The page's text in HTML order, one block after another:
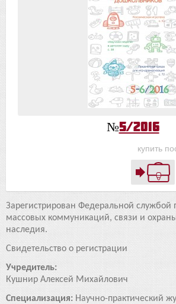
№5/2016
купить
Зарегистрирован Федеральной службой
массовых коммуникаций, связи и охраны
наследия.
Свидетельство о регистрации
Учредитель:
Кушнир Алексей Михайлович
Специализация: Научно-практический